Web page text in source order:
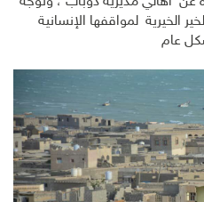
الخيرية لمواقفها الإنسانية
عام